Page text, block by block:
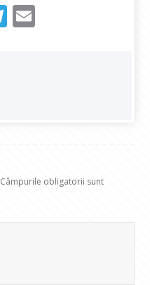
T
Câmpurile obligatorii sunt